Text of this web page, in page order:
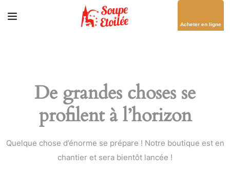
Acheter en ligne
De grandes choses se
profilent à l’horizon
Quelque chose d’énorme se prépare ! Notre boutique est en
chantier et sera bientôt lancée !